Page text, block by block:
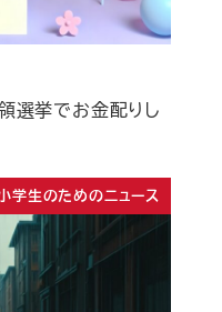
選挙でお金配りし
学生のためのニュース